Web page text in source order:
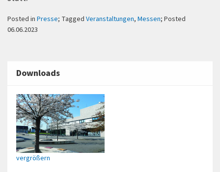
Posted in Presse; Tagged Veranstaltungen, Messen; Posted
06.06.2023
Downloads
vergrößern